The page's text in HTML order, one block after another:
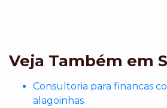
Veja Também em
Consultoria para financas
alagoinhas